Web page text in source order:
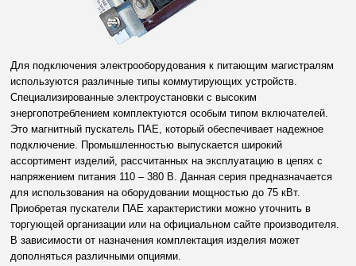
Для подключения электрооборудования к питающим магистралям
используются различные типы коммутирующих устройств.
Специализированные электроустановки с высоким
энергопотреблением комплектуются особым типом включателей.
Это магнитный пускатель ПАЕ, который обеспечивает надежное
подключение. Промышленностью выпускается широкий
ассортимент изделий, рассчитанных на эксплуатацию в цепях с
напряжением питания 110 – 380 В. Данная серия предназначается
для использования на оборудовании мощностью до 75 кВт.
Приобретая пускатели ПАЕ характеристики можно уточнить в
торгующей организации или на официальном сайте производителя.
В зависимости от назначения комплектация изделия может
дополняться различными опциями.